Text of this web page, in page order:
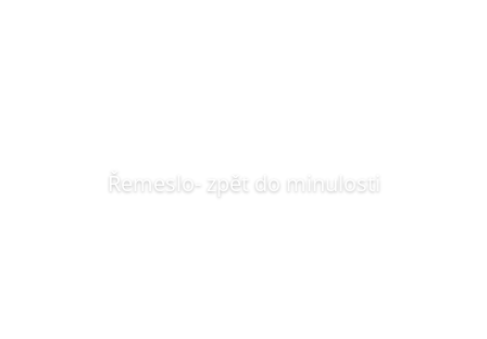
Řemeslo- zpět do minulosti